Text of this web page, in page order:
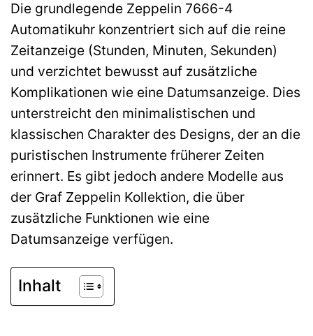
Die grundlegende Zeppelin 7666-4
Automatikuhr konzentriert sich auf die reine
Zeitanzeige (Stunden, Minuten, Sekunden)
und verzichtet bewusst auf zusätzliche
Komplikationen wie eine Datumsanzeige. Dies
unterstreicht den minimalistischen und
klassischen Charakter des Designs, der an die
puristischen Instrumente früherer Zeiten
erinnert. Es gibt jedoch andere Modelle aus
der Graf Zeppelin Kollektion, die über
zusätzliche Funktionen wie eine
Datumsanzeige verfügen.
Inhalt